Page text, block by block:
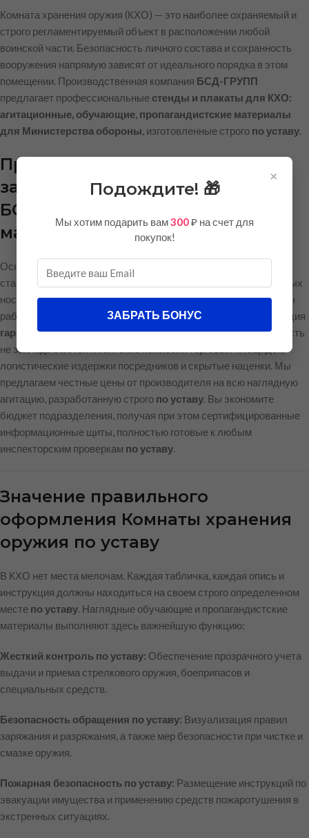
Комната хранения оружия (КХО) — это наиболее охраняемый и
строго регламентируемый объект в расположении любой
воинской части. Безопасность личного состава и сохранность
вооружения напрямую зависят от идеального порядка в этом
помещении. Производственная компания БСД-ГРУПП
предлагает профессиональные стенды и плакаты для КХО:
агитационные, обучающие, пропагандистские материалы
для Министерства обороны, изготовленные строго по уставу.
Прямая выгода: Почему
заказывать оформление КХО в
БСД-ГРУПП дешевле
маркетплейсов?
Оснащение Комнаты хранения оружия требует
стандартизированных и высококачественных информационных
носителейпо уставу. Обращаясь в компанию БСД-ГРУПП, вы
работаете напрямую с заводом-изготовителем. Наша продукция
гарантированно дешевле маркетплейсов, так как в стоимость
не закладываются гигантские комиссии торговых площадок,
логистические издержки посредников и скрытые наценки. Мы
предлагаем честные цены от производителя на всю наглядную
агитацию, разработанную строго по уставу. Вы экономите
бюджет подразделения, получая при этом сертифицированные
информационные щиты, полностью готовые к любым
инспекторским проверкам по уставу.
Значение правильного
оформления Комнаты хранения
оружия по уставу
В КХО нет места мелочам. Каждая табличка, каждая опись и
инструкция должны находиться на своем строго определенном
месте по уставу. Наглядные обучающие и пропагандистские
материалы выполняют здесь важнейшую функцию:
Жесткий контроль по уставу: Обеспечение прозрачного учета
выдачи и приема стрелкового оружия, боеприпасов и
специальных средств.
Безопасность обращения по уставу: Визуализация правил
заряжания и разряжания, а также мер безопасности при чистке и
смазке оружия.
Пожарная безопасность по уставу: Размещение инструкций по
эвакуации имущества и применению средств пожаротушения в
экстренных ситуациях.
×
Подождите! 🎁
Мы хотим подарить вам300₽ на счет для
покупок!
ЗАБРАТЬ БОНУС